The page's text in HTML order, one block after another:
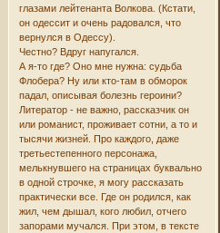
глазами лейтенанта Волкова. (Кстати,
он одессит и очень радовался, что
вернулся в Одессу).
Честно? Вдруг напугался.
А я-то где? Оно мне нужна: судьба
Флобера? Ну или кто-там в обморок
падал, описывая болезнь героини?
Литератор - не важно, рассказчик он
или романист, проживает сотни, а то и
тысячи жизней. Про каждого, даже
третьестепенного персонажа,
мелькнувшего на страницах буквально
в одной строчке, я могу рассказать
практически все. Где он родился, как
жил, чем дышал, кого любил, отчего
запорами мучался. При этом, в тексте